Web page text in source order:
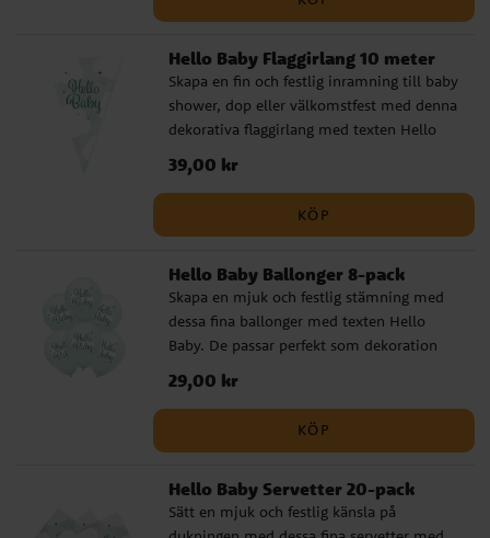
och har en självslutande ventil som gör
egen hand eller tillsammans med andra
ballonger och dekorationer när du vill
skapa en mjuk och genomtänkt festmiljö.
✔️ Storlek: 46 cm ✔️ Kan fyllas med
helium eller luft ✔️ Självslutande ventil
Hello Baby Flaggirlang 10 meter
Skapa en fin och festlig inramning till baby
shower, dop eller välkomstfest med denna
dekorativa flaggirlang med texten Hello
Baby. Den mjuka designen gör den till en
fin detalj över festbordet, mot väggen eller
Flaggirlangen är enkel att hänga upp och
genomtänkt känsla i rummet. ✔️ Längd: 10
meter ✔️ Flaggor i storlek 20 x 30 cm ✔️
Tillverkad av plast
Pris:39,00 kr
39,00 kr
KÖP
Hello Baby Ballonger 8-pack
Skapa en mjuk och festlig stämning med
dessa fina ballonger med texten Hello
Baby. De passar perfekt som dekoration
till baby shower, dop eller välkomstfest
och blir en fin detalj i rummet när du vill
fira den lilla på väg eller nyanländ.
Ballongerna passar lika bra i
annan festdekoration och hjälper dig
snabbt att skapa en söt och genomtänkt
Pris:29,00 kr
29,00 kr
KÖP
Hello Baby Servetter 20-pack
Sätt en mjuk och festlig känsla på